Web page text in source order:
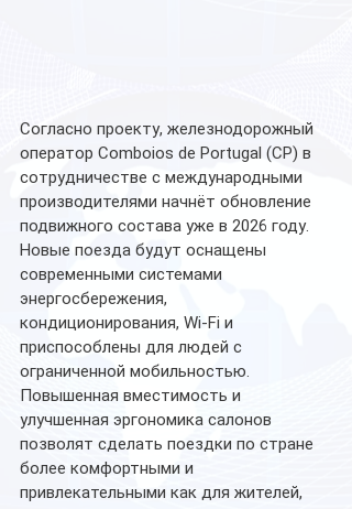
Согласно проекту, железнодорожный
оператор Comboios de Portugal (CP) в
сотрудничестве с международными
производителями начнёт обновление
подвижного состава уже в 2026 году.
Новые поезда будут оснащены
современными системами
энергосбережения,
кондиционирования, Wi-Fi и
приспособлены для людей с
ограниченной мобильностью.
Повышенная вместимость и
улучшенная эргономика салонов
позволят сделать поездки по стране
более комфортными и
привлекательными как для жителей,